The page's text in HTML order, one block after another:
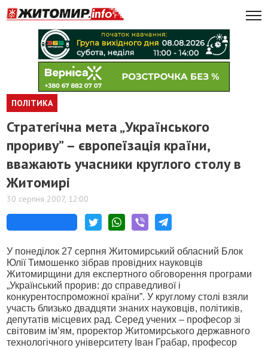
ПОЛІТИКА
Стратегічна мета „Українського
прориву” – європеїзація країни,
вважають учасники круглого столу в
Житомирі
30 серпня 2007, 12:00
У понеділок 27 серпня Житомирський обласний Блок
Юлії Тимошенко зібрав провідних науковців
Житомирщини для експертного обговорення програми
„Український прорив: до справедливої і
конкурентоспроможної країни”. У круглому столі взяли
участь близько двадцяти знаних науковців, політиків,
депутатів місцевих рад. Серед учених – професор зі
світовим ім’ям, проректор Житомирського державного
технологічного університету Іван Грабар, професор